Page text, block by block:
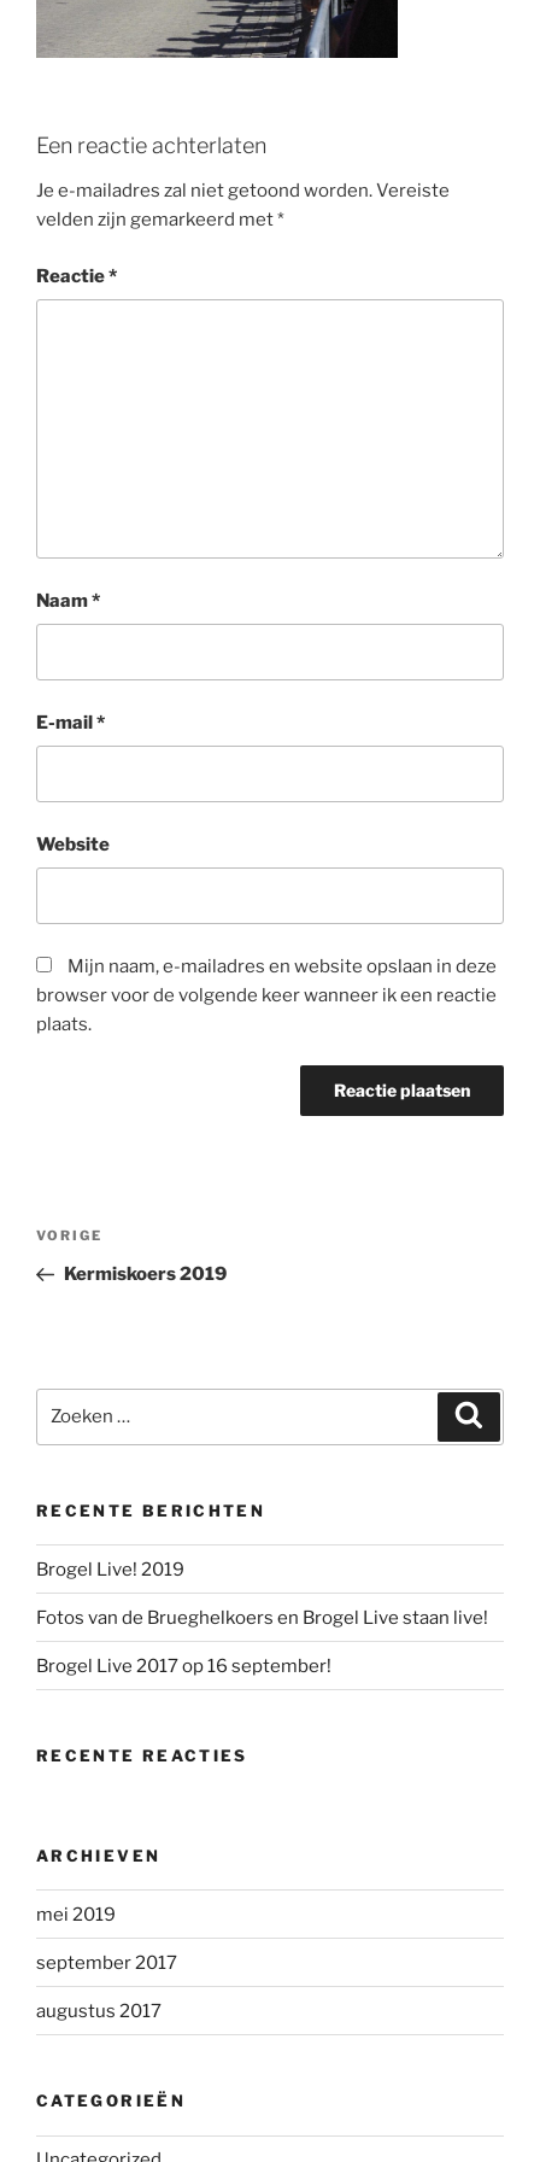
k
Een reactie achterlaten
Je e-mailadres zal niet getoond worden.Vereiste
velden zijn gemarkeerd met*
Reactie*
Naam*
E-mail*
Website
Mijn naam, e-mailadres en website opslaan in deze
browser voor de volgende keer wanneer ik een reactie
plaats.
Berichtnavigatie
Vorig
bericht
VORIGE
Kermiskoers 2019
naar:
RECENTE BERICHTEN
Brogel Live! 2019
Fotos van de Brueghelkoers en Brogel Live staan live!
Brogel Live 2017 op 16 september!
RECENTE REACTIES
ARCHIEVEN
mei 2019
september 2017
augustus 2017
CATEGORIEËN